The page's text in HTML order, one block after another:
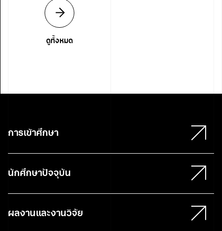
ดูทั้งหมด
การเข้าศึกษา
นักศึกษาปัจจุบัน
ผลงานและงานวิจัย